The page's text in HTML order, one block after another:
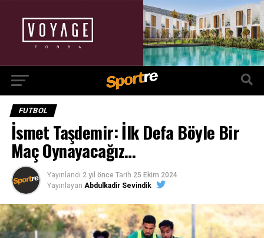
FUTBOL
İsmet Taşdemir: İlk Defa Böyle Bir
Maç Oynayacağız…
Yayınlandı 2 yıl önce Tarih 25 Ekim 2024
Yayınlayan Abdulkadir Sevindik